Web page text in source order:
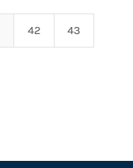
42 43